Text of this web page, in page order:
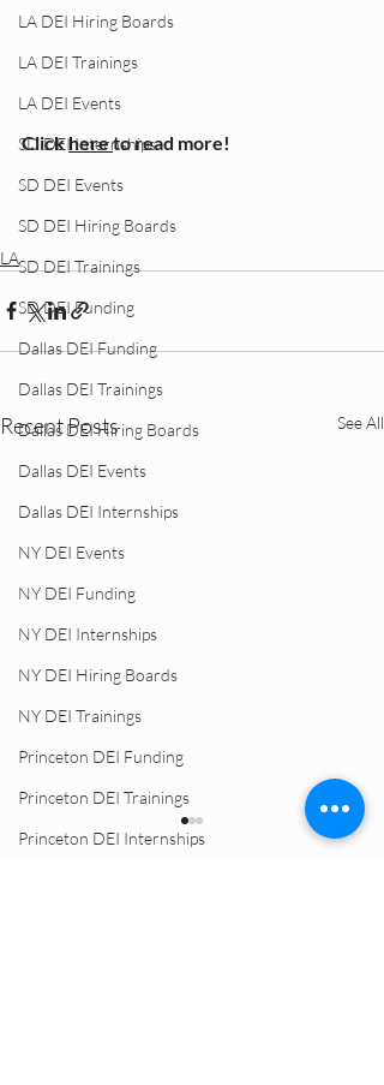
LA DEI Hiring Boards
LA DEI Trainings
LA DEI Events
SD DEI Internships
SD DEI Events
SD DEI Hiring Boards
SD DEI Trainings
SD DEI Funding
Dallas DEI Funding
Dallas DEI Trainings
Dallas DEI Hiring Boards
Dallas DEI Events
Dallas DEI Internships
NY DEI Events
NY DEI Funding
NY DEI Internships
NY DEI Hiring Boards
NY DEI Trainings
Princeton DEI Funding
Princeton DEI Trainings
Princeton DEI Internships
Click here to read more!
LA
Recent Posts See All